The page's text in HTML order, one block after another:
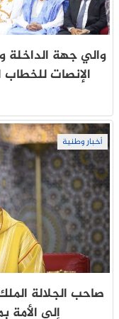
والي جهة
الإنصات
أخبار وطنية
صاحب الجلالة
إلى الأمة